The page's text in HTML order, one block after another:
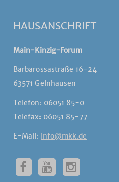
HAUSANSCHRIFT
Main-Kinzig-Forum
Barbarossastraße 16-24
63571 Gelnhausen
Telefon: 06051 85-0
Telefax: 06051 85-77
E-Mail: info@mkk.de